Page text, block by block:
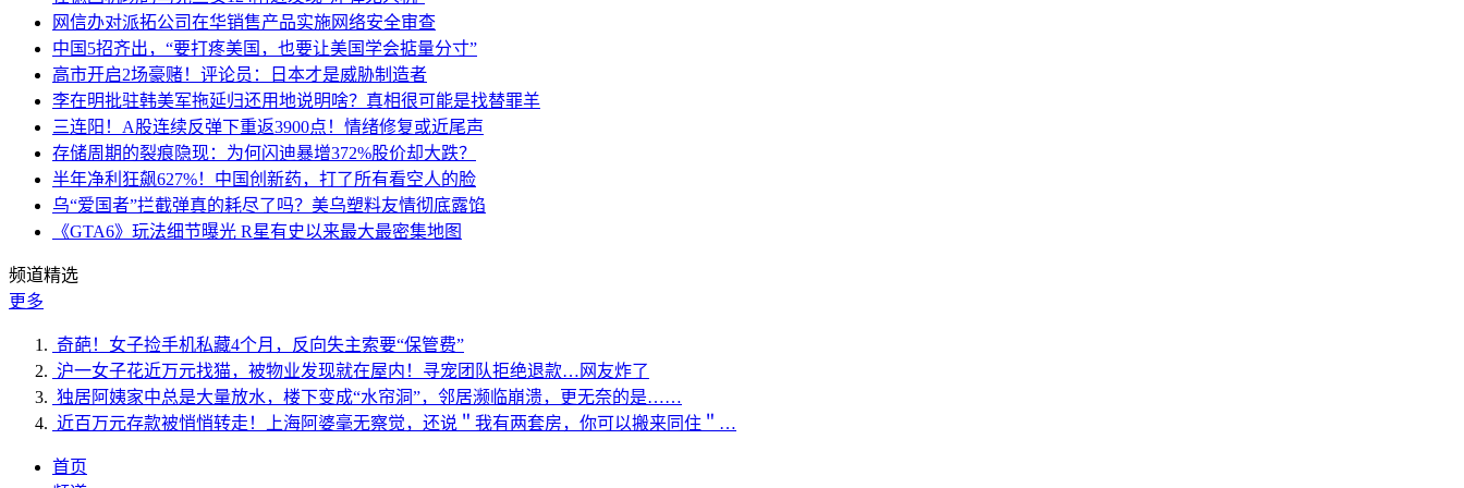
网信办对派拓公司在华销售产品实施网络安全审查
中国5招齐出，“要打疼美国，也要让美国学会掂量分寸”
高市开启2场豪赌！评论员：日本才是威胁制造者
李在明批驻韩美军拖延归还用地说明啥？真相很可能是找替罪羊
三连阳！A股连续反弹下重返3900点！情绪修复或近尾声
存储周期的裂痕隐现：为何闪迪暴增372%股价却大跌？
半年净利狂飙627%！中国创新药，打了所有看空人的脸
乌“爱国者”拦截弹真的耗尽了吗？美乌塑料友情彻底露馅
《GTA6》玩法细节曝光 R星有史以来最大最密集地图
频道精选
更多
奇葩！女子捡手机私藏4个月，反向失主索要“保管费”
沪一女子花近万元找猫，被物业发现就在屋内！寻宠团队拒绝退款…网友炸了
独居阿姨家中总是大量放水，楼下变成“水帘洞”，邻居濒临崩溃，更无奈的是……
近百万元存款被悄悄转走！上海阿婆毫无察觉，还说＂我有两套房，你可以搬来同住＂…
首页